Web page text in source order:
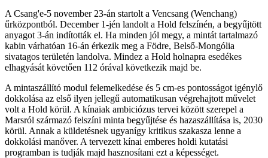
A Csang'e-5 november 23-án startolt a Vencsang (Wenchang)
űrközpontból. December 1-jén landolt a Hold felszínén, a begyűjtött
anyagot 3-án indították el. Ha minden jól megy, a mintát tartalmazó
kabin várhatóan 16-án érkezik meg a Födre, Belső-Mongólia
sivatagos területén landolva. Mindez a Hold holnapra esedékes
elhagyását követően 112 órával következik majd be.
A mintaszállító modul felemelkedése és 5 cm-es pontosságot igénylő
dokkolása az első ilyen jellegű automatikusan végrehajtott művelet
volt a Hold körül. A kínaiak ambiciózus tervei között szerepel a
Marsról származó felszíni minta begyűjtése és hazaszállítása is, 2030
körül. Annak a küldetésnek ugyanígy kritikus szakasza lenne a
dokkolási manőver. A tervezett kínai emberes holdi kutatási
programban is tudják majd hasznosítani ezt a képességet.